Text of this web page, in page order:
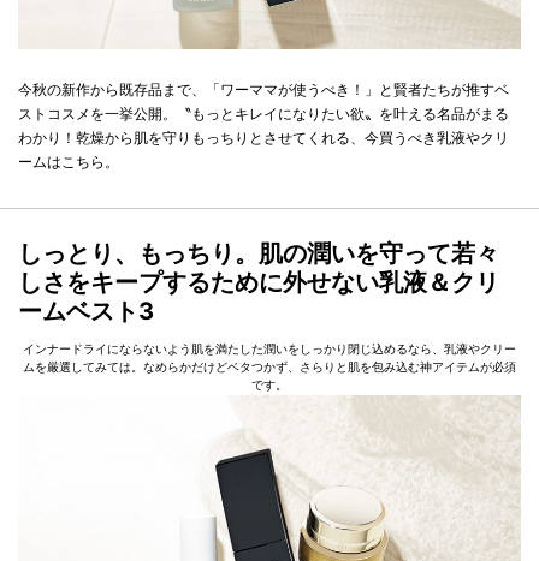
今秋の新作から既存品まで、「ワーママが使うべき！」と賢者たちが推すベ
ストコスメを一挙公開。〝もっとキレイになりたい欲〟を叶える名品がまる
わかり！乾燥から肌を守りもっちりとさせてくれる、今買うべき乳液やクリ
ームはこちら。
しっとり、もっちり。肌の潤いを守って若々
しさをキープするために外せない乳液＆クリ
ームベスト3
インナードライにならないよう肌を満たした潤いをしっかり閉じ込めるなら、乳液やクリー
ムを厳選してみては。なめらかだけどベタつかず、さらりと肌を包み込む神アイテムが必須
です。